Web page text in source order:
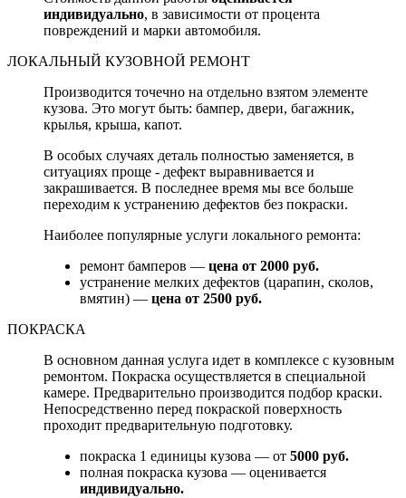
индивидуально, в зависимости от процента
повреждений и марки автомобиля.
ЛОКАЛЬНЫЙ КУЗОВНОЙ РЕМОНТ
Производится точечно на отдельно взятом элементе
кузова. Это могут быть: бампер, двери, багажник,
крылья, крыша, капот.
В особых случаях деталь полностью заменяется, в
ситуациях проще - дефект выравнивается и
закрашивается. В последнее время мы все больше
переходим к устранению дефектов без покраски.
Наиболее популярные услуги локального ремонта:
ремонт бамперов — цена от 2000 руб.
устранение мелких дефектов (царапин, сколов,
вмятин) — цена от 2500 руб.
ПОКРАСКА
В основном данная услуга идет в комплексе с кузовным
ремонтом. Покраска осуществляется в специальной
камере. Предварительно производится подбор краски.
Непосредственно перед покраской поверхность
проходит предварительную подготовку.
покраска 1 единицы кузова — от 5000 руб.
полная покраска кузова — оценивается
индивидуально.